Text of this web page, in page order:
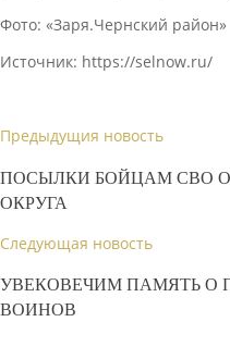
Фото: «Заря.Чернский район»
Источник: https://selnow.ru/
Предыдущия новость
ПОСЫЛКИ БОЙЦАМ СВО
ОКРУГА
Следующая новость
УВЕКОВЕЧИМ ПАМЯТЬ О
ВОИНОВ